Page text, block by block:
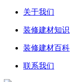
关于我们
装修建材知识
装修建材百科
联系我们